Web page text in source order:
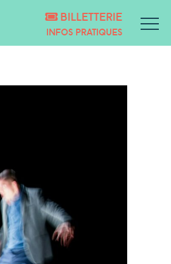
BILLETTERIE
INFOS PRATIQUES